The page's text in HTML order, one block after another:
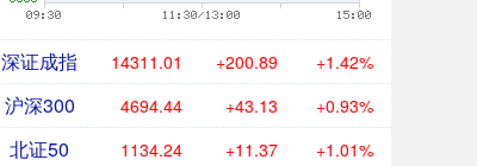
深证成指 14311.01 +200.89 +1.42%
沪深300 4694.44 +43.13 +0.93%
北证50 1134.24 +11.37 +1.01%